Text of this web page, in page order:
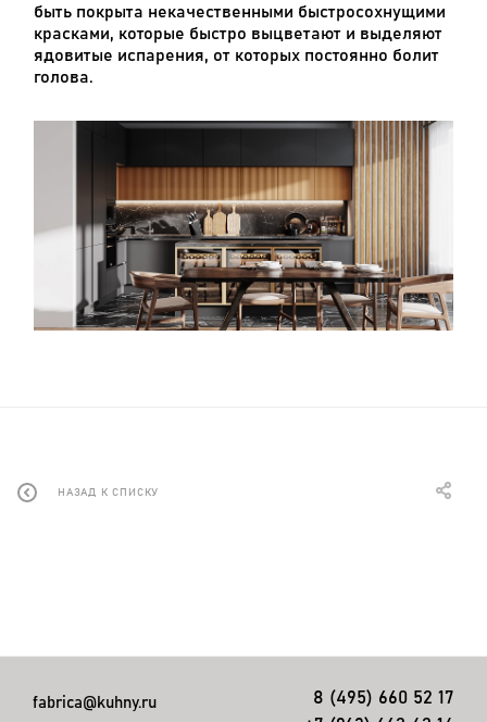
быть покрыта некачественными быстросохнущими
красками, которые быстро выцветают и выделяют
ядовитые испарения, от которых постоянно болит
голова.
НАЗАД К СПИСКУ
fabrica@kuhny.ru
8 (495) 660 52 17